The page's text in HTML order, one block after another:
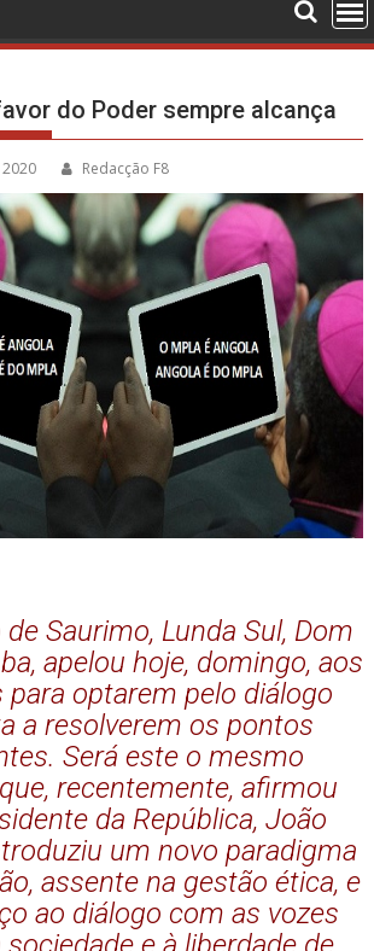
do Poder sempre alcança
Redacção F8
Saurimo, Lunda Sul, Dom
apelou hoje, domingo, aos
para optarem pelo diálogo
a resolverem os pontos
Será este o mesmo
recentemente, afirmou
da República, João
um novo paradigma
assente na gestão ética, e
ao diálogo com as vozes